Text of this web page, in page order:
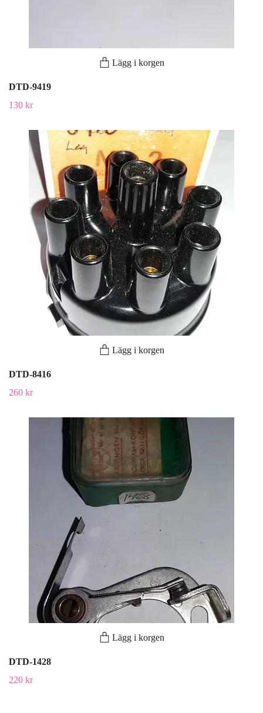
Lägg i korgen
DTD-9419
130 kr
Lägg i korgen
DTD-8416
260 kr
Lägg i korgen
DTD-1428
220 kr